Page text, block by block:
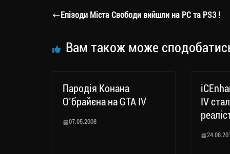
a
er ok Li ли
ся
Епізоди Міста Свободи вийшли на PC та PS3 !
Вам також може
Пародія Конана
О’брайєна на GTA IV
07.05.2008
IV